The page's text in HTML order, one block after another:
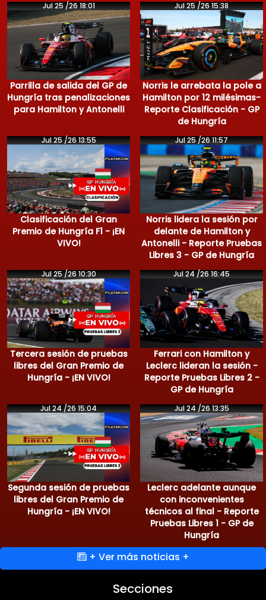
Jul 25 /26 18:01
Parrilla de salida del GP de
Hungría tras penalizaciones
para Hamilton y Antonelli
Jul 25 /26 15:38
Norris le arrebata la pole a
Hamilton por 12 milésimas-
Reporte Clasificación - GP
de Hungría
Jul 25 /26 13:55
Clasificación del Gran
Premio de Hungría F1 - ¡EN
VIVO!
Jul 25 /26 11:57
Norris lidera la sesión por
delante de Hamilton y
Antonelli - Reporte Pruebas
Libres 3 - GP de Hungría
Jul 25 /26 10:30
Tercera sesión de pruebas
libres del Gran Premio de
Hungría - ¡EN VIVO!
Jul 24 /26 16:45
Ferrari con Hamilton y
Leclerc lideran la sesión -
Reporte Pruebas Libres 2 -
GP de Hungría
Jul 24 /26 15:04
Segunda sesión de pruebas
libres del Gran Premio de
Hungría - ¡EN VIVO!
Jul 24 /26 13:35
Leclerc adelante aunque
con inconvenientes
técnicos al final - Reporte
Pruebas Libres 1 - GP de
Hungría
+ Ver más noticias +
Secciones